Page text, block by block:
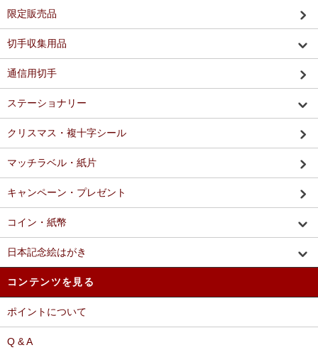
限定販売品
切手収集用品
通信用切手
ステーショナリー
クリスマス・複十字シール
マッチラベル・紙片
キャンペーン・プレゼント
コイン・紙幣
日本記念絵はがき
コンテンツを見る
ポイントについて
Q & A